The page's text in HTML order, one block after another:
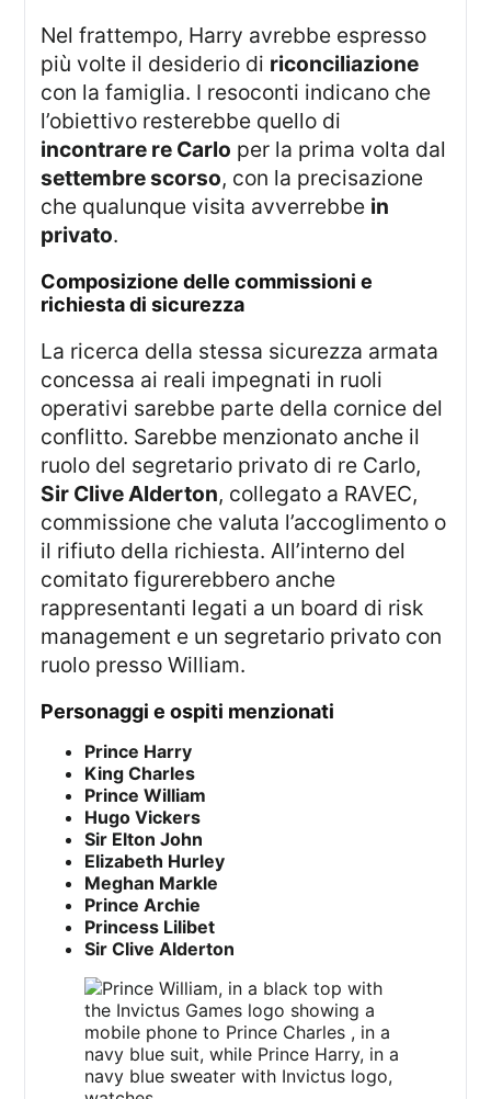
Nel frattempo, Harry avrebbe espresso
più volte il desiderio di riconciliazione
con la famiglia. I resoconti indicano che
l’obiettivo resterebbe quello di
incontrare re Carlo per la prima volta dal
settembre scorso, con la precisazione
che qualunque visita avverrebbe in
privato.
composizione delle commissioni e
richiesta di sicurezza
La ricerca della stessa sicurezza armata
concessa ai reali impegnati in ruoli
operativi sarebbe parte della cornice del
conflitto. Sarebbe menzionato anche il
ruolo del segretario privato di re Carlo,
Sir Clive Alderton, collegato a RAVEC,
commissione che valuta l’accoglimento o
il rifiuto della richiesta. All’interno del
comitato figurerebbero anche
rappresentanti legati a un board di risk
management e un segretario privato con
ruolo presso William.
personaggi e ospiti menzionati
Prince Harry
King Charles
Prince William
Hugo Vickers
Sir Elton John
Elizabeth Hurley
Meghan Markle
Prince Archie
Princess Lilibet
Sir Clive Alderton